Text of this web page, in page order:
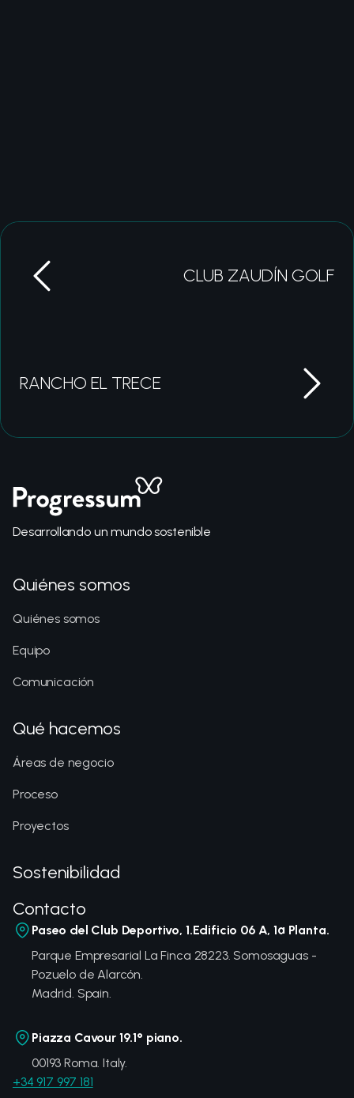
CLUB ZAUDÍN GOLF
RANCHO EL TRECE
Desarrollando un mundo sostenible
Quiénes somos
Quiénes somos
Equipo
Comunicación
Qué hacemos
Áreas de negocio
Proceso
Proyectos
Sostenibilidad
Contacto
Paseo del Club Deportivo, 1.Edificio 06 A, 1ª Planta.
Parque Empresarial La Finca 28223. Somosaguas -
Pozuelo de Alarcón.
Madrid. Spain.
Piazza Cavour 19.1° piano.
00193 Roma. Italy.
+34 917 997 181